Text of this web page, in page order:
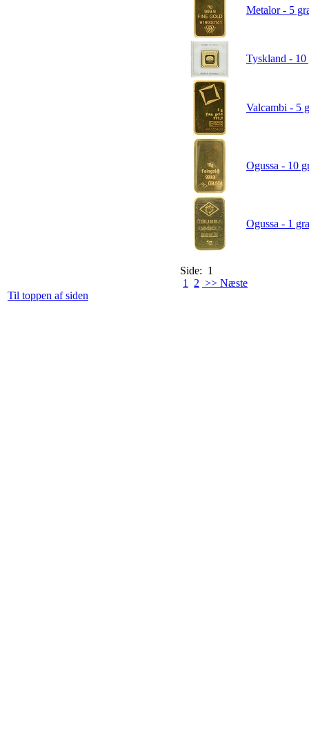
Metalor - 5
Tyskland -
Valcambi - 5
Ogussa - 10
Ogussa - 1
Side: 1
1
2 >> Næste
Til toppen af siden